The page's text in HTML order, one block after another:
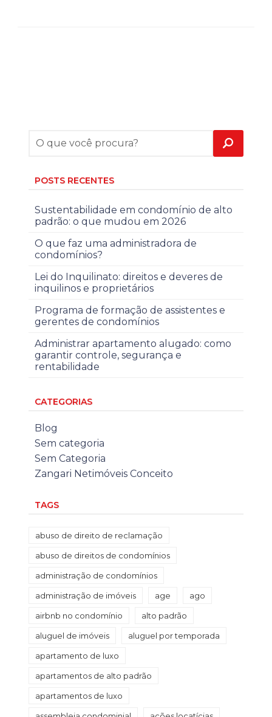
POSTS RECENTES
Sustentabilidade em condomínio de alto
padrão: o que mudou em 2026
O que faz uma administradora de
condomínios?
Lei do Inquilinato: direitos e deveres de
inquilinos e proprietários
Programa de formação de assistentes e
gerentes de condomínios
Administrar apartamento alugado: como
garantir controle, segurança e
rentabilidade
CATEGORIAS
Blog
Sem categoria
Sem Categoria
Zangari Netimóveis Conceito
TAGS
abuso de direito de reclamação
abuso de direitos de condomínios
administração de condomínios
administração de imóveis age ago
airbnb no condomínio alto padrão
aluguel de imóveis aluguel por temporada
apartamento de luxo
apartamentos de alto padrão
apartamentos de luxo